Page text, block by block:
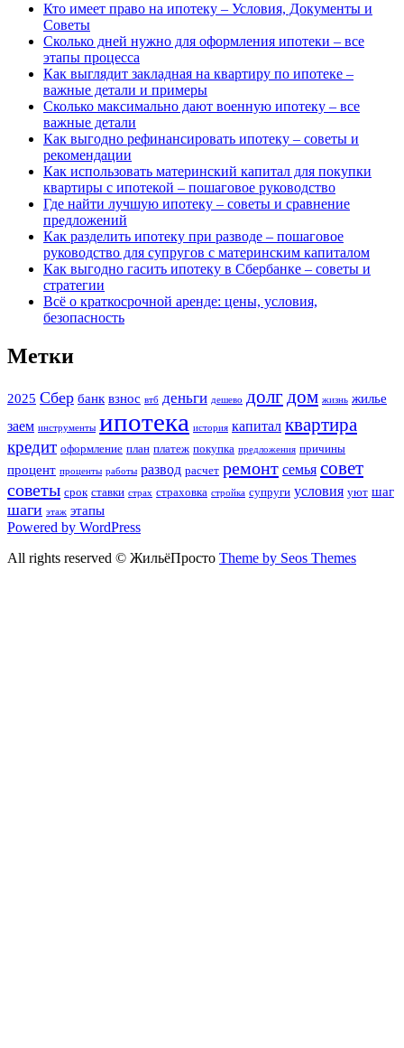
Кто имеет право на ипотеку – Условия, Документы и
Советы
Сколько дней нужно для оформления ипотеки – все
этапы процесса
Как выглядит закладная на квартиру по ипотеке –
важные детали и примеры
Сколько максимально дают военную ипотеку – все
важные детали
Как выгодно рефинансировать ипотеку – советы и
рекомендации
Как использовать материнский капитал для покупки
квартиры с ипотекой – пошаговое руководство
Где найти лучшую ипотеку – советы и сравнение
предложений
Как разделить ипотеку при разводе – пошаговое
руководство для супругов с материнским капиталом
Как выгодно гасить ипотеку в Сбербанке – советы и
стратегии
Всё о краткосрочной аренде: цены, условия,
безопасность
Метки
2025 Сбер банк взнос втб деньги дешево долг дом жизнь жилье
заем инструменты ипотека история капитал квартира
кредит оформление план платеж покупка предложения причины
процент проценты работы развод расчет ремонт семья совет
советы срок ставки страх страховка стройка супруги условия уют шаг
шаги этаж этапы
Powered by WordPress
All rights reserved © ЖильёПросто Theme by Seos Themes